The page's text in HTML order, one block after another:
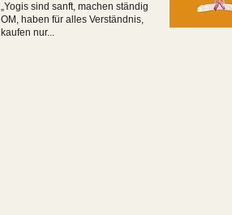
„Yogis sind sanft, machen ständig
OM, haben für alles Verständnis,
kaufen nur...